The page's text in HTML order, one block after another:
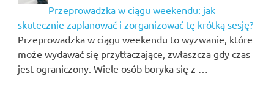
Przeprowadzka w ciągu weekendu: jak
skutecznie zaplanować i zorganizować tę krótką sesję?
Przeprowadzka w ciągu weekendu to wyzwanie, które
może wydawać się przytłaczające, zwłaszcza gdy czas
jest ograniczony. Wiele osób boryka się z …